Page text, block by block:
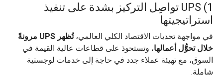
1) UPS تواصِل التركيز بشدة على تنفيذ
استراتيجيتها
في مواجهة تحديات الاقتصاد الكلي العالمي،
تُظهر UPS مرونةً
خلال تحوُّل أعمالها، وتستحوذ على قطاعات عالية القيمة في
السوق، مع تهيئة عملاء جدد في حاجة إلى خدمات لوجستية
شاملة.